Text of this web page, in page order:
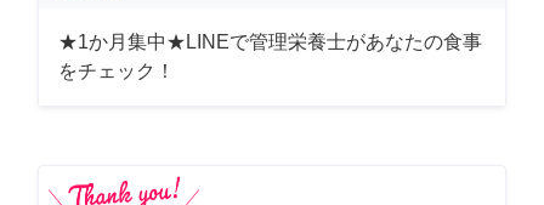
★1か月集中★LINEで管理栄養士があなたの食事
をチェック！